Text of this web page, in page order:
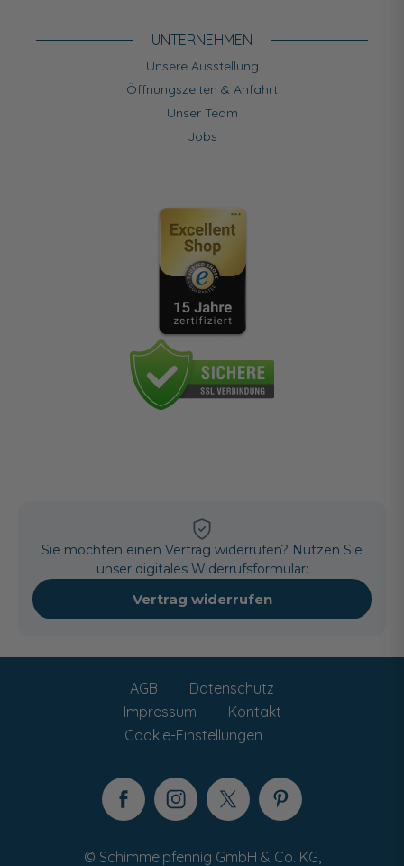
UNTERNEHMEN
Unsere Ausstellung
Öffnungszeiten & Anfahrt
Unser Team
Jobs
Sie möchten einen Vertrag widerrufen? Nutzen Sie
unser digitales Widerrufsformular:
Vertrag widerrufen
AGB
Datenschutz
Impressum
Kontakt
Cookie-Einstellungen
© Schimmelpfennig GmbH & Co. KG,